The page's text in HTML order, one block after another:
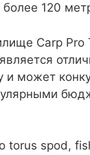
более 120
Carp Pro
и может
torus spod,